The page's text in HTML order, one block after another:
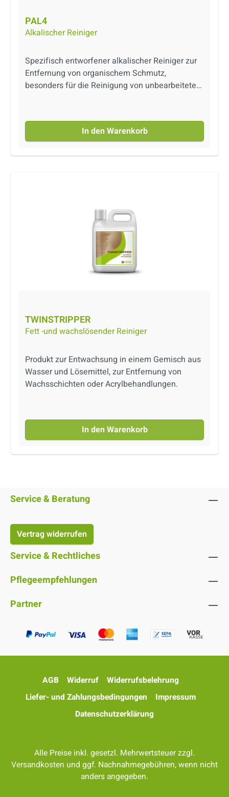
PAL4
Alkalischer Reiniger
Spezifisch entworfener alkalischer Reiniger zur
Entfernung von organischem Schmutz,
besonders für die Reinigung von unbearbeiteten,
abgenutzt und beschädigt sind.
In den Warenkorb
TWINSTRIPPER
Fett -und wachslösender Reiniger
Produkt zur Entwachsung in einem Gemisch aus
Wasser und Lösemittel, zur Entfernung von
Wachsschichten oder Acrylbehandlungen.
In den Warenkorb
Service & Beratung
Vertrag widerrufen
Service & Rechtliches
Pflegeempfehlungen
Partner
AGB Widerruf
Widerrufsbelehrung
Liefer- und Zahlungsbedingungen
Impressum
Datenschutzerklärung
Alle Preise inkl. gesetzl. Mehrwertsteuer zzgl.
Versandkosten und ggf. Nachnahmegebühren, wenn nicht
anders angegeben.